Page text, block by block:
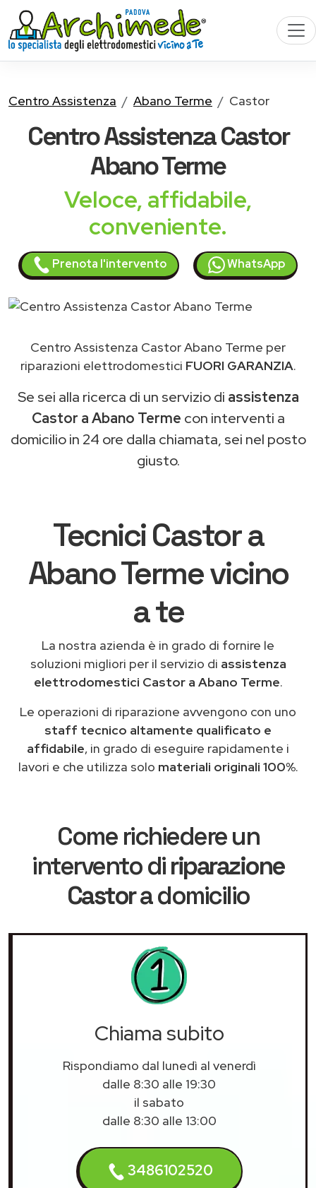
Centro Assistenza Abano Terme Castor
Centro AssistenzaCastor
Abano Terme
Veloce, affidabile,
conveniente.
Prenota l'intervento WhatsApp
Centro Assistenza Castor Abano Terme per
riparazioni elettrodomestici FUORI GARANZIA.
Se sei alla ricerca di un servizio di assistenza
Castor a Abano Terme con interventi a
domicilio in 24 ore dalla chiamata, sei nel posto
giusto.
Tecnici Castor a
Abano Terme vicino
a te
La nostra azienda è in grado di fornire le
soluzioni migliori per il servizio di assistenza
elettrodomestici Castor a Abano Terme.
Le operazioni di riparazione avvengono con uno
staff tecnico altamente qualificato e
affidabile, in grado di eseguire rapidamente i
lavori e che utilizza solo materiali originali 100%.
Come richiedere un
intervento diriparazione
Castora domicilio
Chiama subito
Rispondiamo dal lunedì al venerdì
dalle 8:30 alle 19:30
il sabato
dalle 8:30 alle 13:00
3486102520